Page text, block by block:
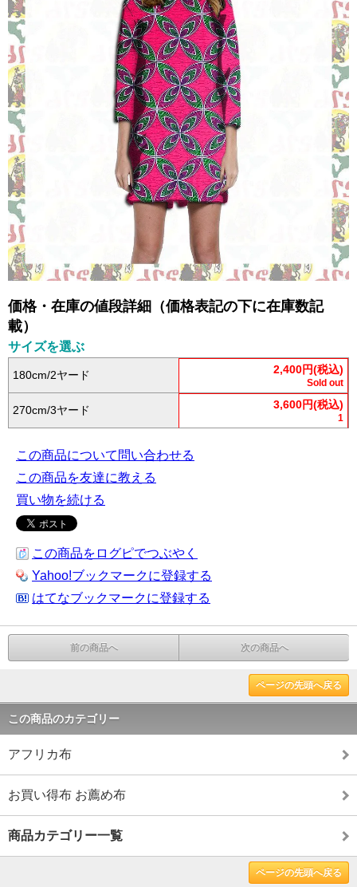
価格・在庫の値段詳細（価格表記の下に在庫数記
載）
サイズを選ぶ
180cm/2ヤード 2,400円(税込)
Sold out
270cm/3ヤード 3,600円(税込)
1
この商品について問い合わせる
この商品を友達に教える
買い物を続ける
この商品をログピでつぶやく
Yahoo!ブックマークに登録する
はてなブックマークに登録する
前の商品へ 次の商品へ
ページの先頭へ戻る
この商品のカテゴリー
アフリカ布
お買い得布 お薦め布
商品カテゴリー一覧
ページの先頭へ戻る